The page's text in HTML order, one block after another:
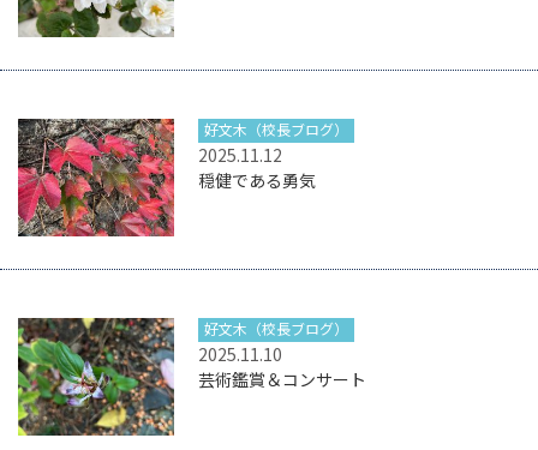
2025.11.12
好文木（校長ブログ）
穏健である勇気
2025.11.10
好文木（校長ブログ）
芸術鑑賞＆コンサート